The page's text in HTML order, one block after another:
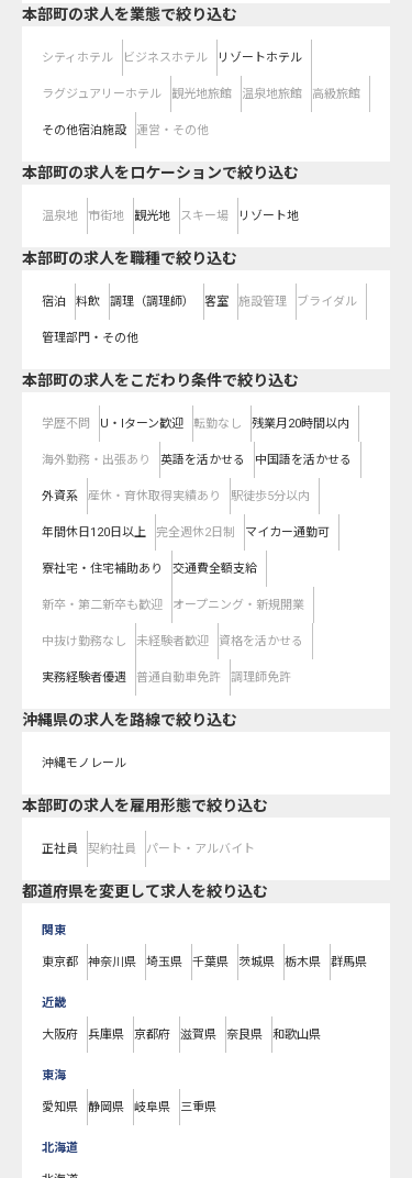
本部町の求人を業態で絞り込む
シティホテル ビジネスホテル リゾートホテル
ラグジュアリーホテル 観光地旅館 温泉地旅館 高級旅館
その他宿泊施設 運営・その他
本部町の求人をロケーションで絞り込む
温泉地 市街地 観光地 スキー場 リゾート地
本部町の求人を職種で絞り込む
宿泊 料飲 調理（調理師） 客室 施設管理 ブライダル
管理部門・その他
本部町の求人をこだわり条件で絞り込む
学歴不問 U・Iターン歓迎 転勤なし 残業月20時間以内
海外勤務・出張あり 英語を活かせる 中国語を活かせる
外資系 産休・育休取得実績あり 駅徒歩5分以内
年間休日120日以上 完全週休2日制 マイカー通勤可
寮社宅・住宅補助あり 交通費全額支給
新卒・第二新卒も歓迎 オープニング・新規開業
中抜け勤務なし 未経験者歓迎 資格を活かせる
実務経験者優遇 普通自動車免許 調理師免許
沖縄県の求人を路線で絞り込む
沖縄モノレール
本部町の求人を雇用形態で絞り込む
正社員 契約社員 パート・アルバイト
都道府県を変更して求人を絞り込む
関東
東京都 神奈川県 埼玉県 千葉県 茨城県 栃木県 群馬県
近畿
大阪府 兵庫県 京都府 滋賀県 奈良県 和歌山県
東海
愛知県 静岡県 岐阜県 三重県
北海道